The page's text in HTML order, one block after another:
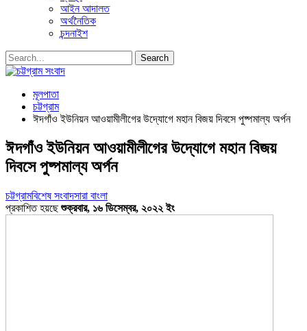
আইন আদালত
অর্থনৈতিক
চন্দনাইশ
মূলপাতা
চট্টগ্রাম
ঈদগাঁও ইউনিয়ন আওয়ামীলীগের উদ্যোগে মহান বিজয় দিবসে পুষ্পমাল্য অর্পন
ঈদগাঁও ইউনিয়ন আওয়ামীলীগের উদ্যোগে মহান বিজয়
দিবসে পুষ্পমাল্য অর্পন
চট্টগ্রামবিশেষ সংবাদসারা বাংলা
প্রকাশিত হয়ছেশুক্রবার, ১৬ ডিসেম্বর, ২০২২ ইং